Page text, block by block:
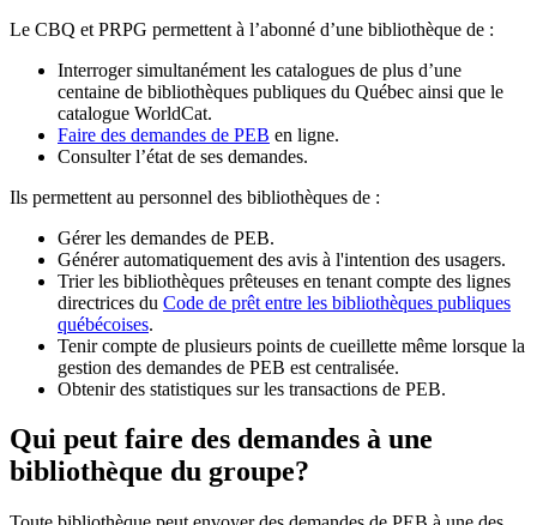
Le CBQ et PRPG permettent à l’abonné d’une bibliothèque de :
Interroger simultanément les catalogues de plus d’une
centaine de bibliothèques publiques du Québec ainsi que le
catalogue WorldCat.
Faire des demandes de PEB en ligne.
Consulter l’état de ses demandes.
Ils permettent au personnel des bibliothèques de :
Gérer les demandes de PEB.
Générer automatiquement des avis à l'intention des usagers.
Trier les bibliothèques prêteuses en tenant compte des lignes
directrices du Code de prêt entre les bibliothèques publiques
québécoises.
Tenir compte de plusieurs points de cueillette même lorsque la
gestion des demandes de PEB est centralisée.
Obtenir des statistiques sur les transactions de PEB.
Qui peut faire des demandes à une
bibliothèque du groupe?